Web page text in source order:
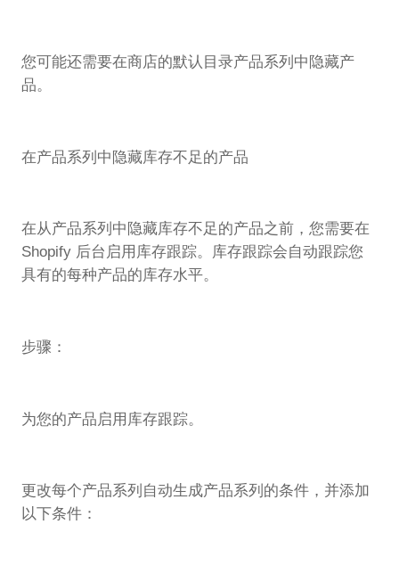
您可能还需要在商店的默认目录产品系列中隐藏产
品。
在产品系列中隐藏库存不足的产品
在从产品系列中隐藏库存不足的产品之前，您需要在
Shopify 后台启用库存跟踪。库存跟踪会自动跟踪您
具有的每种产品的库存水平。
步骤：
为您的产品启用库存跟踪。
更改每个产品系列自动生成产品系列的条件，并添加
以下条件：